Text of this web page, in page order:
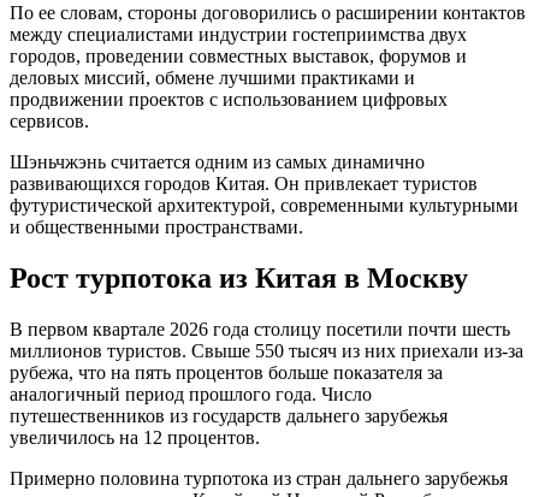
По ее словам, стороны договорились о расширении контактов
между специалистами индустрии гостеприимства двух
городов, проведении совместных выставок, форумов и
деловых миссий, обмене лучшими практиками и
продвижении проектов с использованием цифровых
сервисов.
Шэньчжэнь считается одним из самых динамично
развивающихся городов Китая. Он привлекает туристов
футуристической архитектурой, современными культурными
и общественными пространствами.
Рост турпотока из Китая в Москву
В первом квартале 2026 года столицу посетили почти шесть
миллионов туристов. Свыше 550 тысяч из них приехали из-за
рубежа, что на пять процентов больше показателя за
аналогичный период прошлого года. Число
путешественников из государств дальнего зарубежья
увеличилось на 12 процентов.
Примерно половина турпотока из стран дальнего зарубежья